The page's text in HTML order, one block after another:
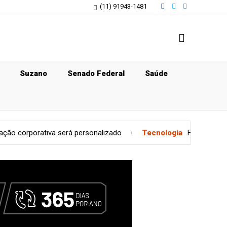
(11) 91943-1481
Suzano Senado Federal Saúde
será personalizado Tecnologia Feira reúne